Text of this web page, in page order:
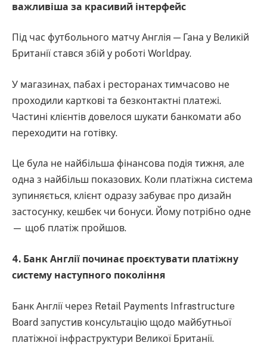
важливіша за красивий інтерфейс
Під час футбольного матчу Англія — Гана у Великій
Британії стався збій у роботі Worldpay.
У магазинах, пабах і ресторанах тимчасово не
проходили карткові та безконтактні платежі.
Частині клієнтів довелося шукати банкомати або
переходити на готівку.
Це була не найбільша фінансова подія тижня, але
одна з найбільш показових. Коли платіжна система
зупиняється, клієнт одразу забуває про дизайн
застосунку, кешбек чи бонуси. Йому потрібно одне
— щоб платіж пройшов.
4. Банк Англії починає проєктувати платіжну
систему наступного покоління
Банк Англії через Retail Payments Infrastructure
Board запустив консультацію щодо майбутньої
платіжної інфраструктури Великої Британії.